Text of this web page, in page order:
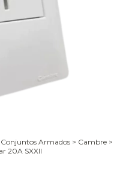
Conjuntos Armados > Cambre >
20A SXXII